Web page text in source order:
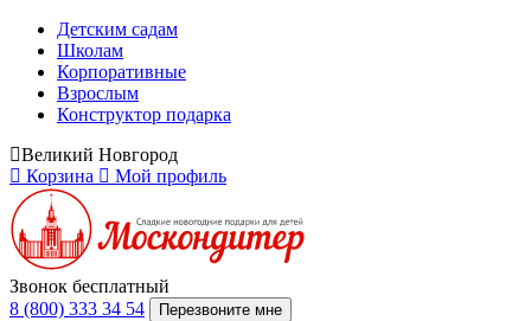
Детским садам
Школам
Корпоративные
Взрослым
Конструктор подарка
Великий Новгород
Корзина
Мой профиль
Звонок бесплатный
8 (800) 333 34 54
Перезвоните мне